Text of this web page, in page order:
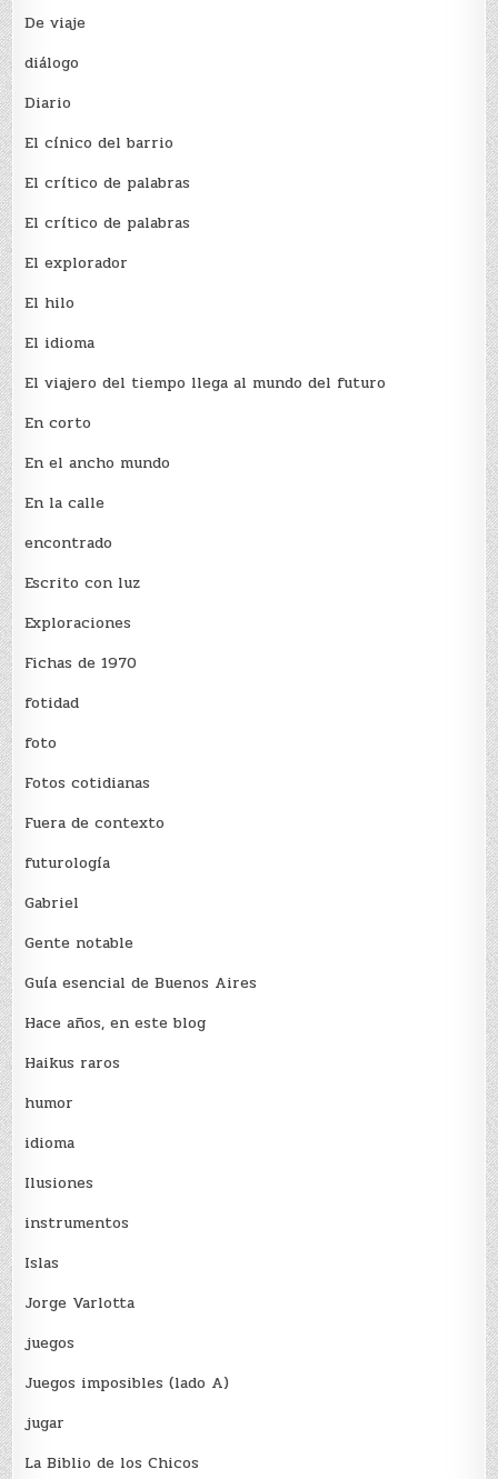
De viaje
diálogo
Diario
El cínico del barrio
El crí­tico de palabras
El crí­tico de palabras
El explorador
El hilo
El idioma
El viajero del tiempo llega al mundo del futuro
En corto
En el ancho mundo
En la calle
encontrado
Escrito con luz
Exploraciones
Fichas de 1970
fotidad
foto
Fotos cotidianas
Fuera de contexto
futurología
Gabriel
Gente notable
Guía esencial de Buenos Aires
Hace años, en este blog
Haikus raros
humor
idioma
Ilusiones
instrumentos
Islas
Jorge Varlotta
juegos
Juegos imposibles (lado A)
jugar
La Biblio de los Chicos